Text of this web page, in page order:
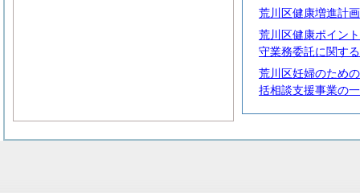
荒川区健康増進計
荒川区健康ポイン
守業務委託に関す
荒川区妊婦のため
括相談支援事業の